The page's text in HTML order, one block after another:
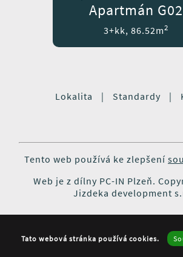
Apartmán G02
3+kk, 86.52m2
Lokalita | Standardy |
Tento web používá ke zlepšení
Web je z dílny PC-IN Plzeň.
Jizdeka development
Tato webová stránka používá cookies.